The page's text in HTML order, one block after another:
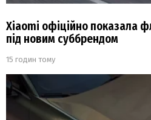
Xiaomi офіційно показала
під новим суббрендом
15 годин тому